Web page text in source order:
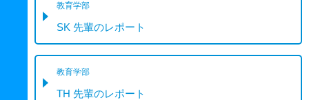
教育学部
SK 先輩のレポート
教育学部
TH 先輩のレポート